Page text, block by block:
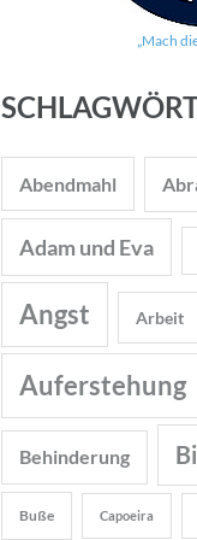
„Mach
Abendmahl
Adam und Eva
Angst Arbeit
Auferstehung
Behinderung
Buße Capoeira